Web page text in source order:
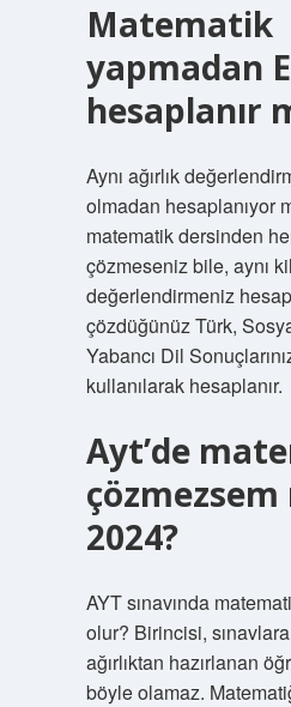
Matematik
yapmadan
hesaplanır
Aynı ağırlık
olmadan hesaplanıyor
matematik dersinden
çözmeseniz bile, aynı
değerlendirmeniz
çözdüğünüz Türk,
Yabancı Dil
kullanılarak hesaplanır.
Ayt’de
2024?
AYT sınavında
olur? Birincisi,
ağırlıktan hazırlanan
böyle olamaz.